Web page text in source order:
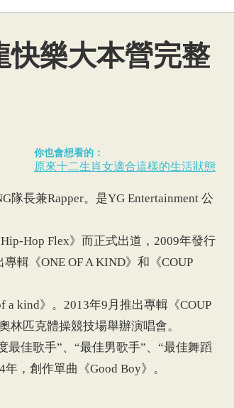
快樂大本營完整
你也會想看的：
原來十二生肖女適合這樣的生活狀態
長兼Rapper。是YG Entertainment 公
Hop Flex》而正式出道，2009年發行
輯《ONE OF A KIND》和《COUP
kind》。2013年9月推出專輯《COUP
林匹克體操競技場舉辦演唱會。
佳歌手”、“最佳男歌手”、“最佳舞蹈
，創作單曲《Good Boy》。